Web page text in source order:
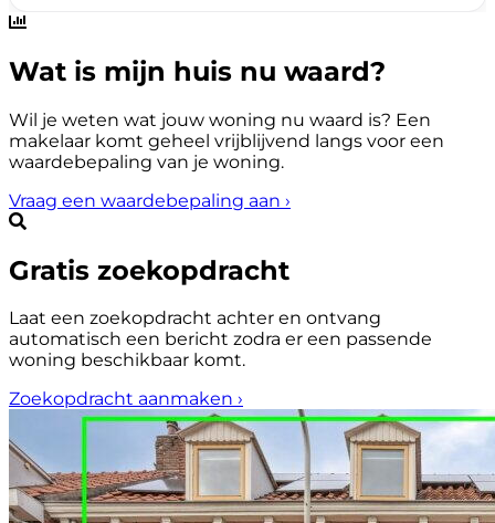
Wat is mijn huis nu waard?
Wil je weten wat jouw woning nu waard is? Een
makelaar komt geheel vrijblijvend langs voor een
waardebepaling van je woning.
Vraag een waardebepaling aan ›
Gratis zoekopdracht
Laat een zoekopdracht achter en ontvang
automatisch een bericht zodra er een passende
woning beschikbaar komt.
Zoekopdracht aanmaken ›